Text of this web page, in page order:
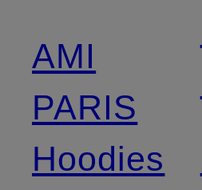
AMI
PARIS
Hoodies